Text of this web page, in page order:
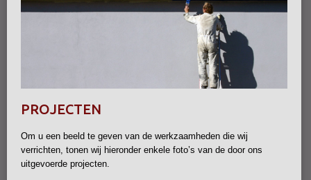
PROJECTEN
Om u een beeld te geven van de werkzaamheden die wij
verrichten, tonen wij hieronder enkele foto’s van de door ons
uitgevoerde projecten.